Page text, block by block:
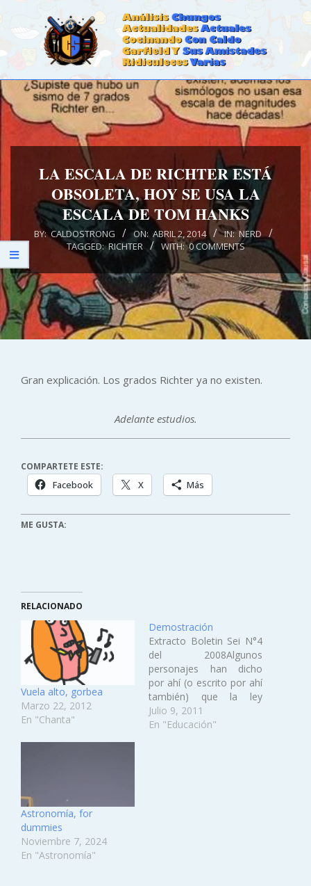
CALDOSTRONG.COM
Primary
Navigation
Menu
LA ESCALA DE RICHTER ESTÁ
OBSOLETA, HOY SE USA LA
ESCALA DE TOM HANKS
BY: CALDOSTRONG ON: ABRIL 2, 2014 IN: NERD
TAGGED: RICHTER WITH: 0 COMMENTS
Gran explicación. Los grados Richter ya no existen.
Adelante estudios.
COMPARTETE ESTE:
Facebook X Más
ME GUSTA:
RELACIONADO
Vuela alto, gorbea
Marzo 22, 2012
En "Chanta"
Demostración
Extracto Boletin Sei N°4
del 2008Algunos
personajes han dicho
por ahí (o escrito por ahí
también) que la ley
general de educación es
lo mismo que la loce
Julio 9, 2011
En "Educación"
Astronomía, for
dummies
Noviembre 7, 2024
En "Astronomía"